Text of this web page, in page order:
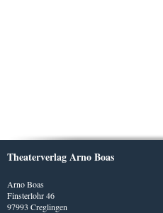
Theaterverlag Arno Boas
Arno Boas
Finsterlohr 46
97993 Creglingen